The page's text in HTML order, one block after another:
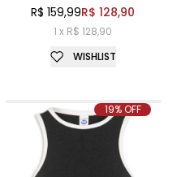
R$ 159,99R$ 128,90
1 x R$ 128,90
WISHLIST
19% OFF